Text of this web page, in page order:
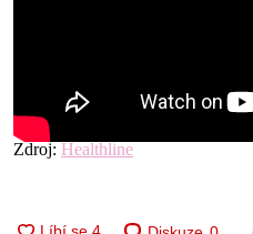
Zdroj: Healthline